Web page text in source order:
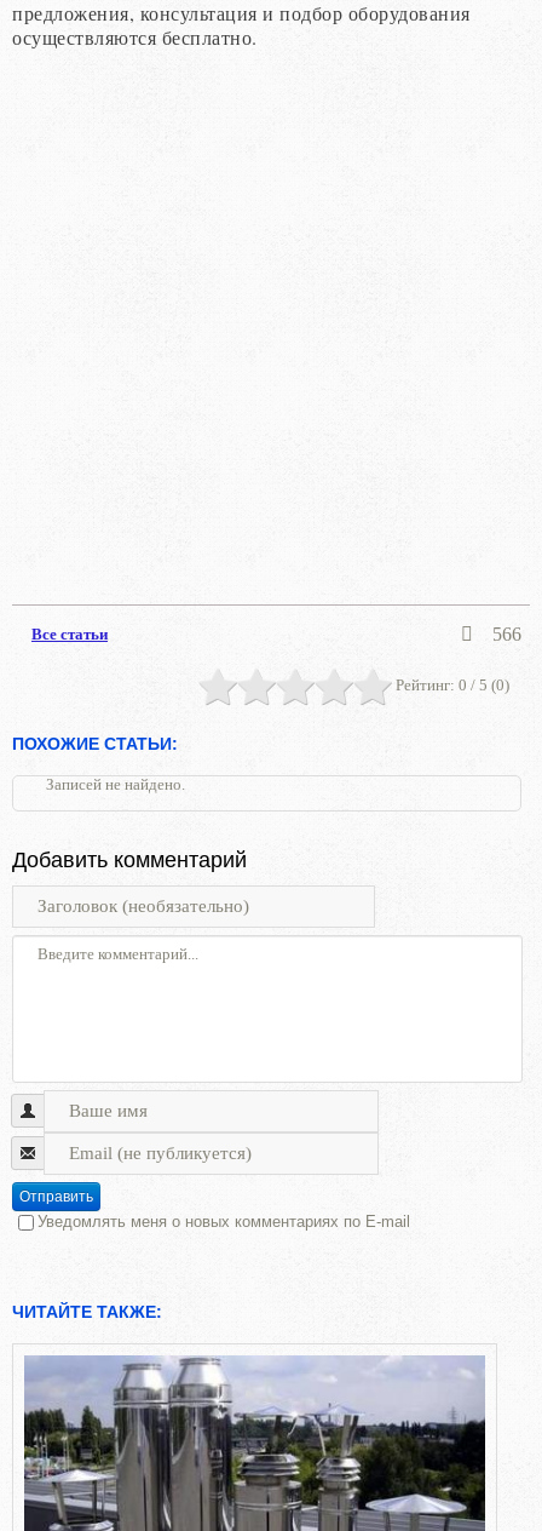
предложения, консультация и подбор оборудования
осуществляются бесплатно.
Все статьи 566
Рейтинг: 0 / 5 (0)
ПОХОЖИЕ СТАТЬИ:
Записей не найдено.
Добавить комментарий
Отправить
Уведомлять меня о новых комментариях по E-mail
ЧИТАЙТЕ ТАКЖЕ: